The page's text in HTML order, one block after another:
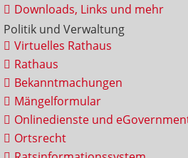
Downloads, Links und mehr
Politik und Verwaltung
Virtuelles Rathaus
Rathaus
Bekanntmachungen
Mängelformular
Onlinedienste und
Ortsrecht